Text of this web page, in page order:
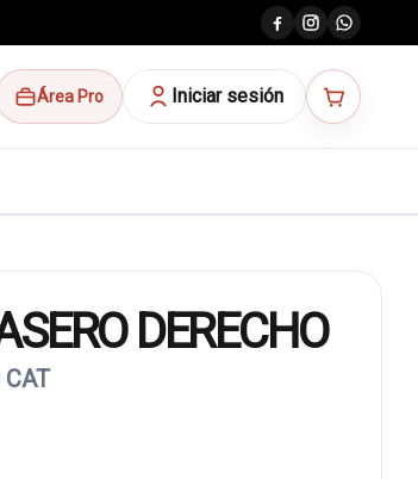
Área Pro Iniciar sesión
DERECHO
CAT